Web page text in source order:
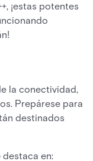
¡estas potentes
la conectividad,
Prepárese para
destinados
destaca en: